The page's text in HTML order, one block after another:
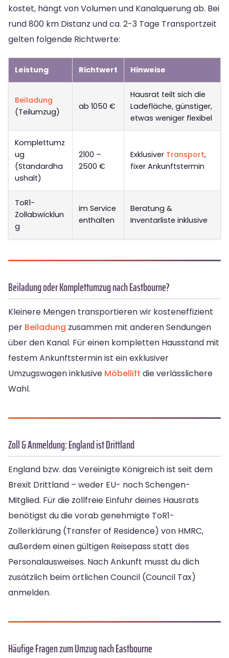
kostet, hängt von Volumen und Kanalquerung ab. Bei
rund 800 km Distanz und ca. 2-3 Tage Transportzeit
gelten folgende Richtwerte:
Leistung Richtwert Hinweise
Beiladung
(Teilumzug)
ab 1050 €
Hausrat teilt sich die
Ladefläche, günstiger,
etwas weniger flexibel
Komplettumz
ug
(Standardha
ushalt)
2100 –
2500 €
Exklusiver Transport,
fixer Ankunftstermin
ToR1-
Zollabwicklun
g
im Service
enthalten
Beratung &
Inventarliste inklusive
Beiladung oder Komplettumzug nach Eastbourne?
Kleinere Mengen transportieren wir kosteneffizient
per Beiladung zusammen mit anderen Sendungen
über den Kanal. Für einen kompletten Hausstand mit
festem Ankunftstermin ist ein exklusiver
Umzugswagen inklusive Möbellift die verlässlichere
Wahl.
Zoll & Anmeldung: England ist Drittland
England bzw. das Vereinigte Königreich ist seit dem
Brexit Drittland – weder EU- noch Schengen-
Mitglied. Für die zollfreie Einfuhr deines Hausrats
benötigst du die vorab genehmigte ToR1-
Zollerklärung (Transfer of Residence) von HMRC,
außerdem einen gültigen Reisepass statt des
Personalausweises. Nach Ankunft musst du dich
zusätzlich beim örtlichen Council (Council Tax)
anmelden.
Häufige Fragen zum Umzug nach Eastbourne